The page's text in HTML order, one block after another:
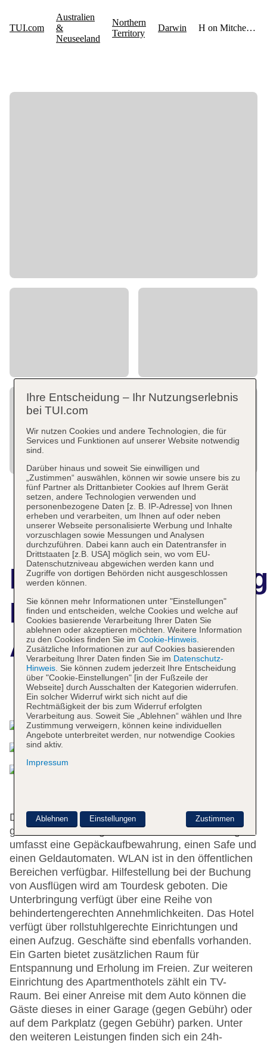
H on Mitchell
Apartment Hotel
Das bietet Ihre Unterkunft
Das freundliche Personal an der Rezeption ist
gerne bei allen Fragen behilflich. Die Einrichtung
umfasst eine Gepäckaufbewahrung, einen Safe und
einen Geldautomaten. WLAN ist in den öffentlichen
Bereichen verfügbar. Hilfestellung bei der Buchung
von Ausflügen wird am Tourdesk geboten. Die
Unterbringung verfügt über eine Reihe von
behindertengerechten Annehmlichkeiten. Das Hotel
verfügt über rollstuhlgerechte Einrichtungen und
einen Aufzug. Geschäfte sind ebenfalls vorhanden.
Ein Garten bietet zusätzlichen Raum für
Entspannung und Erholung im Freien. Zur weiteren
Einrichtung des Apartmenthotels zählt ein TV-
Raum. Bei einer Anreise mit dem Auto können die
Gäste dieses in einer Garage (gegen Gebühr) oder
auf dem Parkplatz (gegen Gebühr) parken. Unter
den weiteren Leistungen finden sich ein 24h-
Ihre Entscheidung – Ihr Nutzungserlebnis
bei TUI.com
Wir nutzen Cookies und andere Technologien, die für
Services und Funktionen auf unserer Website notwendig
sind.
Darüber hinaus und soweit Sie einwilligen und
„Zustimmen“ auswählen, können wir sowie unsere bis zu
fünf Partner als Drittanbieter Cookies auf Ihrem Gerät
setzen, andere Technologien verwenden und
personenbezogene Daten [z. B. IP-Adresse] von Ihnen
erheben und verarbeiten, um Ihnen auf oder neben
unserer Webseite personalisierte Werbung und Inhalte
vorzuschlagen sowie Messungen und Analysen
durchzuführen. Dabei kann auch ein Datentransfer in
Drittstaaten [z.B. USA] möglich sein, wo vom EU-
Datenschutzniveau abgewichen werden kann und
Zugriffe von dortigen Behörden nicht ausgeschlossen
werden können.
Sie können mehr Informationen unter "Einstellungen"
finden und entscheiden, welche Cookies und welche auf
Cookies basierende Verarbeitung Ihrer Daten Sie
ablehnen oder akzeptieren möchten. Weitere Information
zu den Cookies finden Sie im Cookie-Hinweis.
Zusätzliche Informationen zur auf Cookies basierenden
Verarbeitung Ihrer Daten finden Sie im Datenschutz-
Hinweis. Sie können zudem jederzeit Ihre Entscheidung
über "Cookie-Einstellungen" [in der Fußzeile der
Webseite] durch Ausschalten der Kategorien widerrufen.
Ein solcher Widerruf wirkt sich nicht auf die
Rechtmäßigkeit der bis zum Widerruf erfolgten
Verarbeitung aus. Soweit Sie „Ablehnen“ wählen und Ihre
Zustimmung verweigern, können keine individuellen
Angebote unterbreitet werden, nur notwendige Cookies
sind aktiv.
Impressum
Zustimmen
Ablehnen Einstellungen